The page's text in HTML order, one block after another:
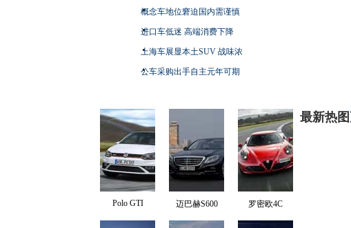
概念车地位窘迫国内需谨慎
进口车低迷 高端消费下降
上海车展显本土SUV 战味浓
公车采购出手自主元年可期
Polo GTI 迈巴赫S600 罗密欧4C
最新热图